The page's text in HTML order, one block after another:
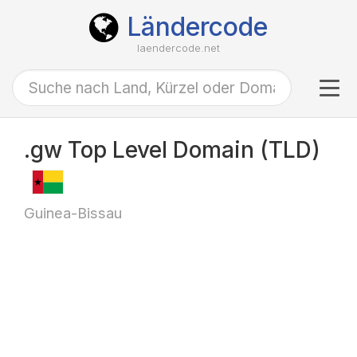
Ländercode
laendercode.net
.gw Top Level Domain (TLD)
Guinea-Bissau